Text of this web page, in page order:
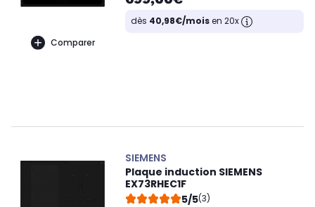
Comparer
dès 40,98€/moisen 20x
SIEMENS
Plaque induction SIEMENS
EX73RHEC1F
5/5(3)